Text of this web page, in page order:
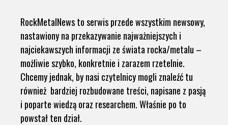
RockMetalNews to serwis przede wszystkim newsowy,
nastawiony na przekazywanie najważniejszych i
najciekawszych informacji ze świata rocka/metalu –
możliwie szybko, konkretnie i zarazem rzetelnie.
Chcemy jednak, by nasi czytelnicy mogli znaleźć tu
również bardziej rozbudowane treści, napisane z pasją
i poparte wiedzą oraz researchem. Właśnie po to
powstał ten dział.